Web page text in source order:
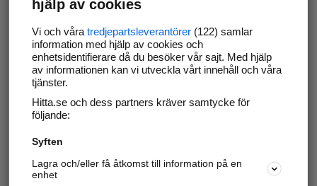
hjälp av cookies
Vi och våra tredjepartsleverantörer(122) samlar
information med hjälp av cookies och
enhetsidentifierare då du besöker vår sajt. Med hjälp
av informationen kan vi utveckla vårt innehåll och våra
tjänster.
Hitta.se och dess partners kräver samtycke för
följande:
Syften
Lagra och/eller få åtkomst till information på en
enhet